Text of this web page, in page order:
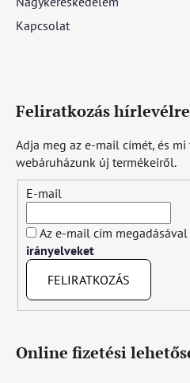
Kapcsolat
Feliratkozás hírlevélre
Adja meg az e-mail címét, és
webáruházunk új termékeiről.
E-mail
Az e-mail cím
irányelveket
FELIRATKOZÁS
Online fizetési